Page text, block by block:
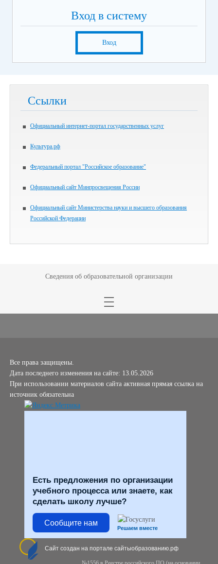
Вход в систему
Вход
Ссылки
Официальный интернет-портал государственных услуг
Культура.рф
Федеральный портал "Российское образование"
Официальный сайт Минпросвещения России
Официальный сайт Министерства науки и высшего образования
Российской Федерации
Сведения об образовательной организации
Все права защищены.
Дата последнего изменения на сайте: 13.05.2026
При использовании материалов сайта активная прямая ссылка на
источник обязательна
Есть предложения по организации
учебного процесса или знаете, как
сделать школу лучше?
Сообщите нам
Решаем вместе
Сайт создан на портале сайтыобразованию.рф